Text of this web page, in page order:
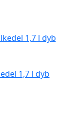
1,7 l dyb